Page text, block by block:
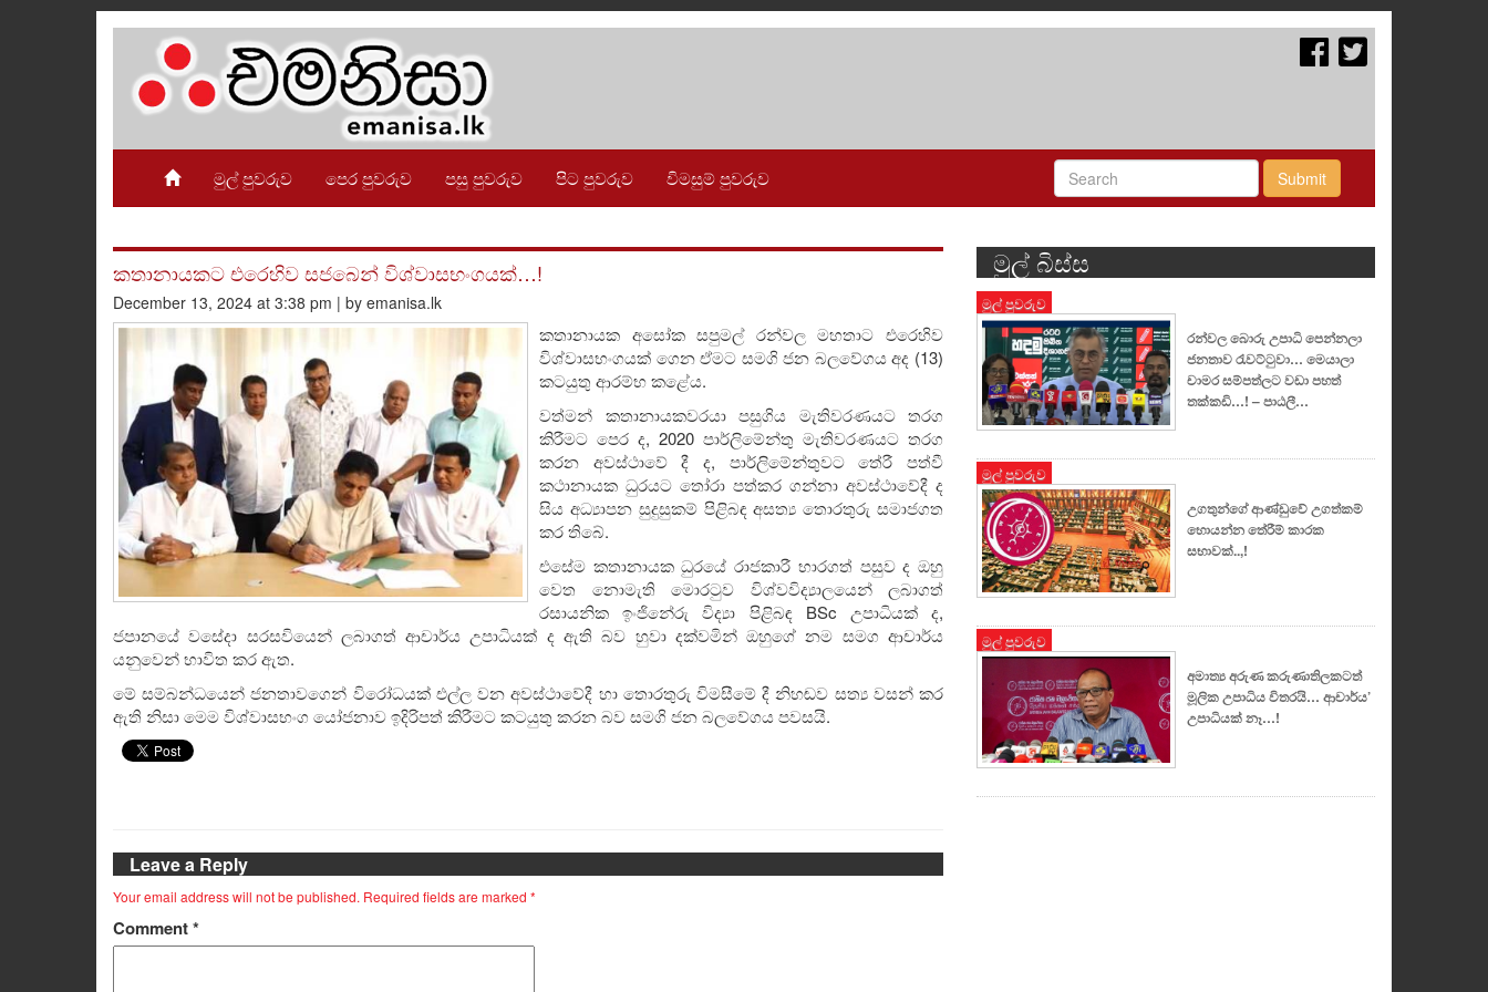
මුල් පුවරුව පෙර පුවරුව පසු පුවරුව පිට පුවරුව විමසුම් පුවරුව Submit
කතානායකට එරෙහිව සජබෙන් විශ්වාසභංගයක්…!
December 13, 2024 at 3:38 pm | by emanisa.lk
කතානායක අසෝක සපුමල් රන්වල මහතාට එරෙහිව
විශ්වාසභංගයක් ගෙන ඒමට සමගි ජන බලවේගය අද (13)
කටයුතු ආරම්භ කළේය.
වත්මන් කතානායකවරයා පසුගිය මැතිවරණයට තරග
කිරීමට පෙර ද, 2020 පාර්ලිමේන්තු මැතිවරණයට තරග
කරන අවස්ථාවේ දී ද, පාර්ලිමේන්තුවට තේරී පත්වී
කථානායක ධුරයට තෝරා පත්කර ගන්නා අවස්ථාවේදී ද
සිය අධ්‍යාපන සුදුසුකම් පිළිබඳ අසත්‍ය තොරතුරු සමාජගත
කර තිබේ.
එසේම කතානායක ධුරයේ රාජකාරී භාරගත් පසුව ද ඔහු
වෙත නොමැති මොරටුව විශ්වවිද්‍යාලයෙන් ලබාගත්
රසායනික ඉංජිනේරු විද්‍යා පිළිබඳ BSc උපාධියක් ද,
ජපානයේ වසේදා සරසවියෙන් ලබාගත් ආචාර්ය උපාධියක් ද ඇති බව හුවා දක්වමින් ඔහුගේ නම සමග ආචාර්ය
යනුවෙන් භාවිත කර ඇත.
මේ සම්බන්ධයෙන් ජනතාවගෙන් විරෝධයක් එල්ල වන අවස්ථාවේදී හා තොරතුරු විමසීමේ දී නිහඬව සත්‍ය වසන් කර
ඇති නිසා මෙම විශ්වාසභංග යෝජනාව ඉදිරිපත් කිරීමට කටයුතු කරන බව සමගි ජන බලවේගය පවසයි.
Leave a Reply
Your email address will not be published. Required fields are marked *
Comment*
මුල් බිස්ස
මුල් පුවරුව
රන්වල බොරු උපාධි පෙන්නලා
ජනතාව රැවට්ටුවා… මෙයාලා
චාමර සම්පත්ලට වඩා පහත්
තක්කඩි…! – පාඨලී…
මුල් පුවරුව
උගතුන්ගේ ආණ්ඩුවේ උගත්කම්
හොයන්න තේරීම් කාරක
සභාවක්..,!
මුල් පුවරුව
අමාත්‍ය අරුණ කරුණාතිලකටත්
මූලික උපාධිය විතරයි… ආචාර්ය’
උපාධියක් නෑ…!